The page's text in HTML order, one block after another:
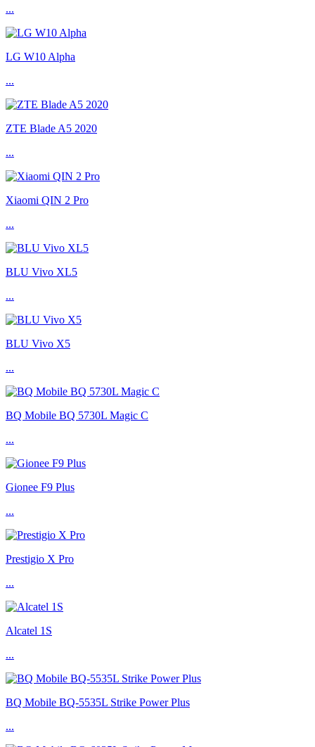
...
LG W10 Alpha
...
ZTE Blade A5 2020
...
Xiaomi QIN 2 Pro
...
BLU Vivo XL5
...
BLU Vivo X5
...
BQ Mobile BQ 5730L Magic C
...
Gionee F9 Plus
...
Prestigio X Pro
...
Alcatel 1S
...
BQ Mobile BQ-5535L Strike Power Plus
...